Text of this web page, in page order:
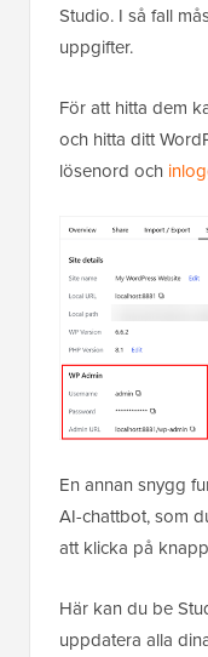
Studio. I så fall
uppgifter.
För att hitta dem
och hitta ditt
lösenord och
En annan snygg
AI-chattbot, som
att klicka på
Här kan du be
uppdatera alla